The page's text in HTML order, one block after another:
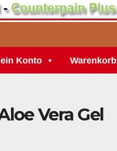
Konto Warenkorb
Vera Gel